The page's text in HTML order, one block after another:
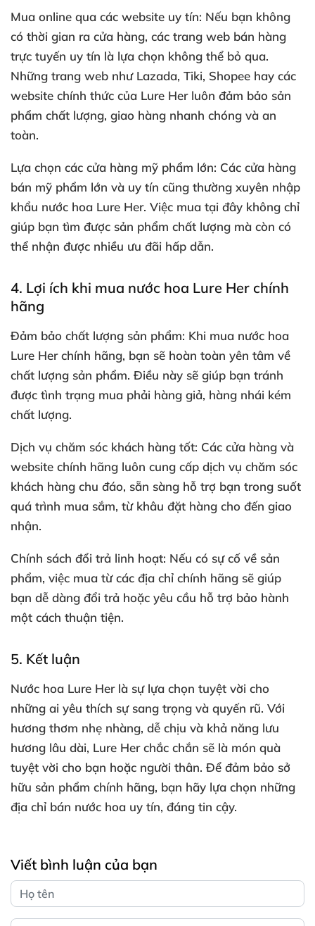
Mua online qua các website uy tín: Nếu bạn không
có thời gian ra cửa hàng, các trang web bán hàng
trực tuyến uy tín là lựa chọn không thể bỏ qua.
Những trang web như Lazada, Tiki, Shopee hay các
website chính thức của Lure Her luôn đảm bảo sản
phẩm chất lượng, giao hàng nhanh chóng và an
toàn.
Lựa chọn các cửa hàng mỹ phẩm lớn: Các cửa hàng
bán mỹ phẩm lớn và uy tín cũng thường xuyên nhập
khẩu nước hoa Lure Her. Việc mua tại đây không chỉ
giúp bạn tìm được sản phẩm chất lượng mà còn có
thể nhận được nhiều ưu đãi hấp dẫn.
4. Lợi ích khi mua nước hoa Lure Her chính
hãng
Đảm bảo chất lượng sản phẩm: Khi mua nước hoa
Lure Her chính hãng, bạn sẽ hoàn toàn yên tâm về
chất lượng sản phẩm. Điều này sẽ giúp bạn tránh
được tình trạng mua phải hàng giả, hàng nhái kém
chất lượng.
Dịch vụ chăm sóc khách hàng tốt: Các cửa hàng và
website chính hãng luôn cung cấp dịch vụ chăm sóc
khách hàng chu đáo, sẵn sàng hỗ trợ bạn trong suốt
quá trình mua sắm, từ khâu đặt hàng cho đến giao
nhận.
Chính sách đổi trả linh hoạt: Nếu có sự cố về sản
phẩm, việc mua từ các địa chỉ chính hãng sẽ giúp
bạn dễ dàng đổi trả hoặc yêu cầu hỗ trợ bảo hành
một cách thuận tiện.
5. Kết luận
Nước hoa Lure Her là sự lựa chọn tuyệt vời cho
những ai yêu thích sự sang trọng và quyến rũ. Với
hương thơm nhẹ nhàng, dễ chịu và khả năng lưu
hương lâu dài, Lure Her chắc chắn sẽ là món quà
tuyệt vời cho bạn hoặc người thân. Để đảm bảo sở
hữu sản phẩm chính hãng, bạn hãy lựa chọn những
địa chỉ bán nước hoa uy tín, đáng tin cậy.
Viết bình luận của bạn